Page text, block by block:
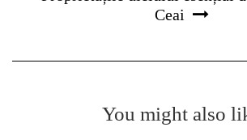
Ceai
You might also